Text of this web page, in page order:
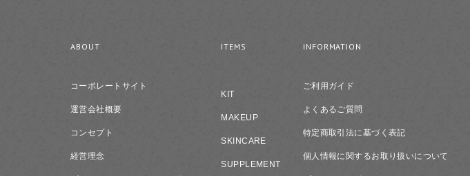
ABOUT
コーポレートサイト
運営会社概要
コンセプト
経営理念
ITEMS
KIT
MAKEUP
SKINCARE
SUPPLEMENT
INFORMATION
ご利用ガイド
よくあるご質問
特定商取引法に基づく表記
個人情報に関するお取り扱いについて